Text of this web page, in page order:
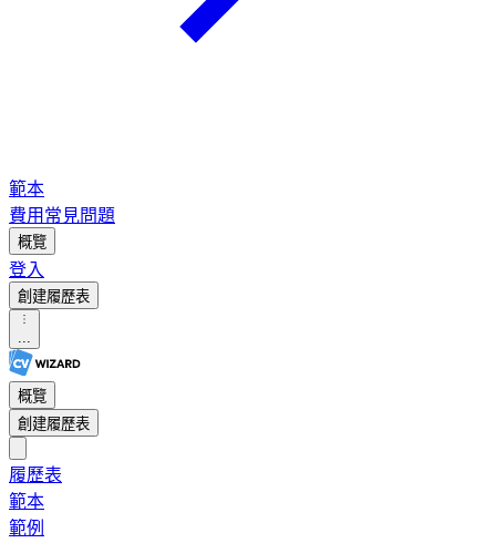
範本
費用 常見問題
概覽
登入
創建履歷表
...
概覽
創建履歷表
履歷表
範本
範例